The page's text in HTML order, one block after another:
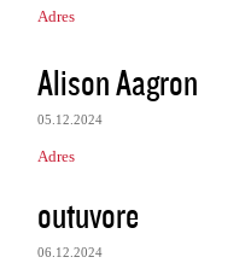
Adres
Alison Aagron
05.12.2024
Adres
outuvore
06.12.2024